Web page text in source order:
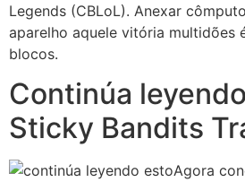
Legends (CBLoL). Anexar
aparelho aquele vitória multidões
blocos.
Continúa
Sticky Bandits
Agora